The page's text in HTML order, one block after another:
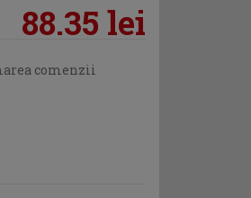
88.35 lei
comenzii